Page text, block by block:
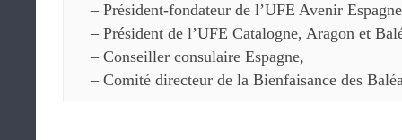
– Président-fondateur de l’UFE Avenir
– Président de l’UFE Catalogne, Aragon et
– Conseiller consulaire Espagne,
– Comité directeur de la Bienfaisance des